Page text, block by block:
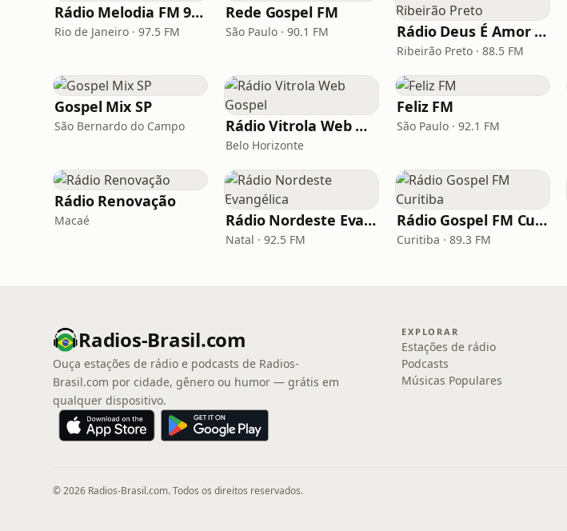
Rádio Melodia FM 97,5
Rio de Janeiro · 97.5 FM
Rede Gospel FM
São Paulo · 90.1 FM Rádio Deus É Amor Ribeirão Preto
Ribeirão Preto · 88.5 FM
Gospel Mix SP
São Bernardo do Campo Rádio Vitrola Web Gospel
Belo Horizonte
Feliz FM
São Paulo · 92.1 FM
Rádio Renovação
Macaé Rádio Nordeste Evangélica
Natal · 92.5 FM
Rádio Gospel FM Curitiba
Curitiba · 89.3 FM
Radios-Brasil.com
Ouça estações de rádio e podcasts de Radios-
Brasil.com por cidade, gênero ou humor — grátis em
qualquer dispositivo.
EXPLORAR
Estações de rádio
Podcasts
Músicas Populares
© 2026 Radios-Brasil.com. Todos os direitos reservados.